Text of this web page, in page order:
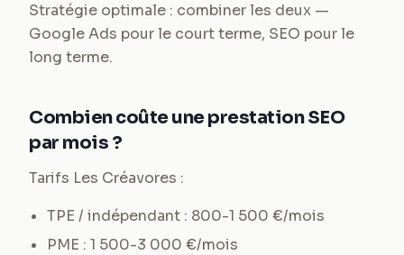
Stratégie optimale : combiner les deux —
Google Ads pour le court terme, SEO pour le
long terme.
Combien coûte une prestation SEO
par mois ?
Tarifs Les Créavores :
TPE / indépendant : 800-1 500 €/mois
PME : 1 500-3 000 €/mois